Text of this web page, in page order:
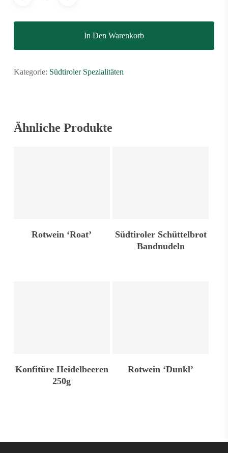
In Den Warenkorb
Kategorie: Südtiroler Spezialitäten
Ähnliche Produkte
In Den Warenkorb
Rotwein ‘Roat’
In Den Warenkorb
Südtiroler Schüttelbrot
Bandnudeln
Konfitüre Heidelbeeren
250g
Rotwein ‘Dunkl’